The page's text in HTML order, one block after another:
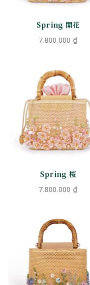
Spring 開花
7.800.000 ₫
Spring 桜
7.800.000 ₫